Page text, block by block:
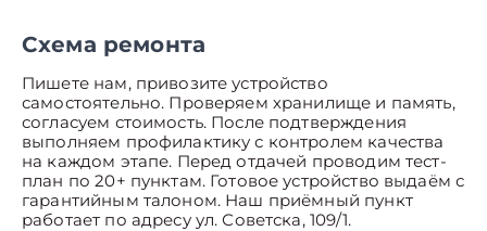
Схема ремонта
Пишете нам, привозите устройство
самостоятельно. Проверяем хранилище и память,
согласуем стоимость. После подтверждения
выполняем профилактику с контролем качества
на каждом этапе. Перед отдачей проводим тест-
план по 20+ пунктам. Готовое устройство выдаём с
гарантийным талоном. Наш приёмный пункт
работает по адресу ул. Советска, 109/1.